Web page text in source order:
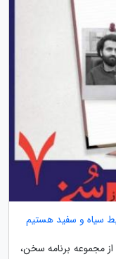
سیاه و سفید هستیم
مجموعه برنامه سخن،